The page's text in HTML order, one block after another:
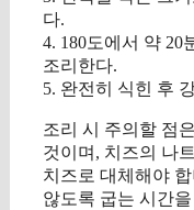
다.
4. 180도에서 약 20
조리한다.
5. 완전히 식힌 후
조리 시 주의할 점
것이며, 치즈의 나
치즈로 대체해야
않도록 굽는 시간